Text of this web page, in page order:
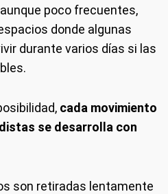
poco frecuentes,
donde algunas
durante varios días si las
cada movimiento
se desarrolla con
son retiradas lentamente